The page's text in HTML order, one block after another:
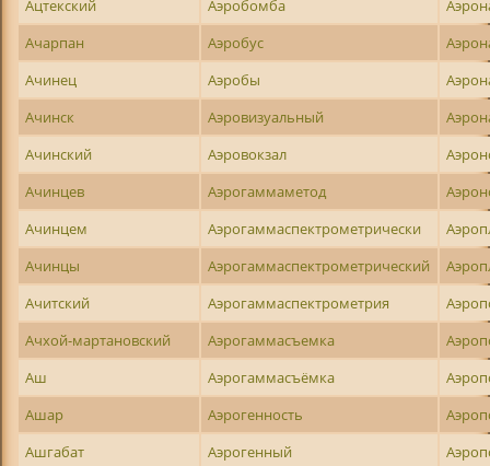
Ацтекский Аэробомба
Ачарпан
Аэробус
Ачинец
Аэробы
Ачинск
Аэровизуальный
Ачинский
Аэровокзал
Ачинцев
Аэрогаммаметод
Ачинцем
Аэрогаммаспектрометрически
Ачинцы
Аэрогаммаспектрометрический
Ачитский
Аэрогаммаспектрометрия
Ачхой-мартановский
Аэрогаммасъемка
Аш
Аэрогаммасъёмка
Ашар
Аэрогенность
Ашгабат
Аэрогенный